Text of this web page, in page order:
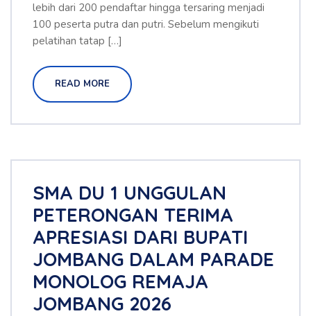
lebih dari 200 pendaftar hingga tersaring menjadi
100 peserta putra dan putri. Sebelum mengikuti
pelatihan tatap […]
READ MORE
SMA DU 1 UNGGULAN
PETERONGAN TERIMA
APRESIASI DARI BUPATI
JOMBANG DALAM PARADE
MONOLOG REMAJA
JOMBANG 2026